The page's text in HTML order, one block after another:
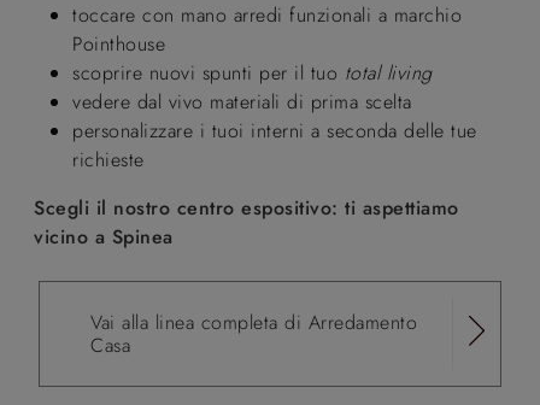
toccare con mano arredi funzionali a marchio
Pointhouse
scoprire nuovi spunti per il tuo total living
vedere dal vivo materiali di prima scelta
personalizzare i tuoi interni a seconda delle tue
richieste
Scegli il nostro centro espositivo: ti aspettiamo
vicino a Spinea
Vai alla linea completa di Arredamento
Casa